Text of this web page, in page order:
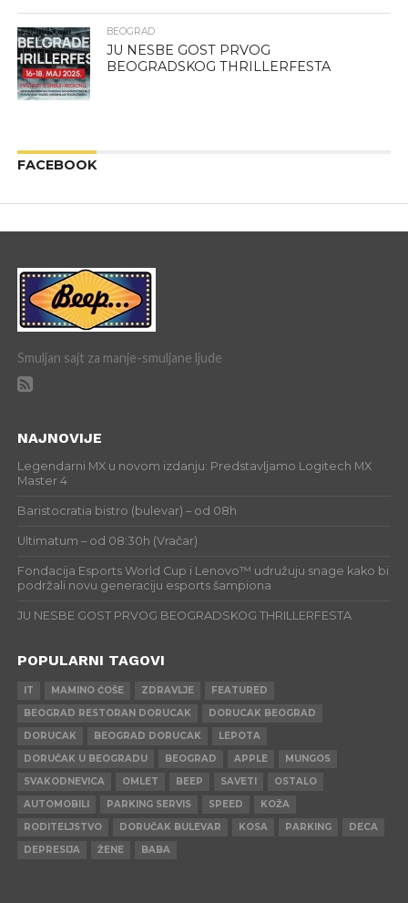
BEOGRAD
JU NESBE GOST PRVOG
BEOGRADSKOG THRILLERFESTA
FACEBOOK
Smuljan sajt za manje-smuljane ljude
NAJNOVIJE
Legendarni MX u novom izdanju: Predstavljamo Logitech MX
Master 4
Baristocratia bistro (bulevar) – od 08h
Ultimatum – od 08:30h (Vračar)
Fondacija Esports World Cup i Lenovo™ udružuju snage kako bi
podržali novu generaciju esports šampiona
JU NESBE GOST PRVOG BEOGRADSKOG THRILLERFESTA
POPULARNI TAGOVI
IT MAMINO ĆOŠE ZDRAVLJE
FEATURED
BEOGRAD RESTORAN DORUCAK
DORUCAK BEOGRAD
DORUCAK
BEOGRAD DORUCAK
LEPOTA
DORUČAK U BEOGRADU
BEOGRAD APPLE
MUNGOS
SVAKODNEVICA
OMLET BEEP SAVETI
OSTALO
AUTOMOBILI
PARKING SERVIS SPEED
KOŽA
RODITELJSTVO
DORUČAK BULEVAR KOSA PARKING
DECA
DEPRESIJA
ŽENE BABA